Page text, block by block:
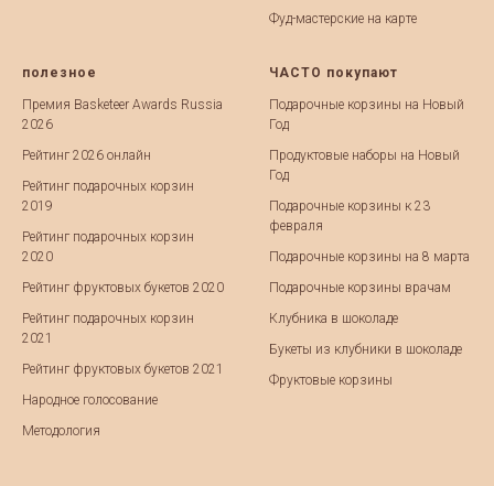
Фуд-мастерские на карте
полезное
Премия Basketeer Awards Russia
2026
Рейтинг 2026 онлайн
Рейтинг подарочных корзин
2019
Рейтинг подарочных корзин
2020
Рейтинг фруктовых букетов 2020
Рейтинг подарочных корзин
2021
Рейтинг фруктовых букетов 2021
Народное голосование
Методология
ЧАСТО покупают
Подарочные корзины на Новый
Год
Продуктовые наборы на Новый
Год
Подарочные корзины к 23
февраля
Подарочные корзины на 8 марта
Подарочные корзины врачам
Клубника в шоколаде
Букеты из клубники в шоколаде
Фруктовые корзины